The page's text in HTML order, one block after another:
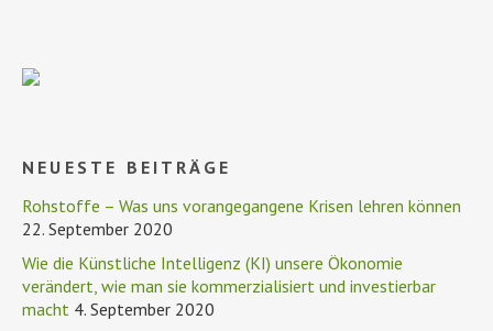
NEUESTE BEITRÄGE
Rohstoffe – Was uns vorangegangene Krisen lehren können
22. September 2020
Wie die Künstliche Intelligenz (KI) unsere Ökonomie
verändert, wie man sie kommerzialisiert und investierbar
macht 4. September 2020